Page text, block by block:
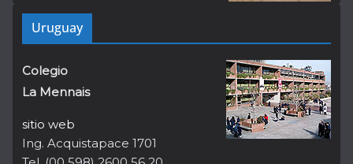
Uruguay
Colegio
La Mennais
sitio web
Ing. Acquistapace 1701